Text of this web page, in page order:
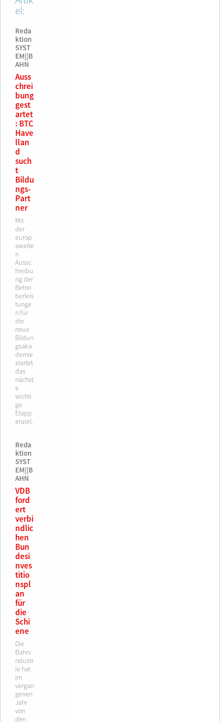
el:
Reda
ktion
SYST
EM||B
AHN
Auss
chrei
bung
gest
artet
: BTC
Have
llan
d
such
t
Bildu
ngs-
Part
ner
Mit
der
europ
aweite
n
Aussc
hreibu
ng der
Betrei
berleis
tunge
n für
die
neue
Bildun
gsaka
demie
startet
das
nächst
e
wichti
ge
Etapp
enziel.
Reda
ktion
SYST
EM||B
AHN
VDB
ford
ert
verbi
ndlic
hen
Bun
desi
nves
titio
nspl
an
für
die
Schi
ene
Die
Bahni
ndustr
ie hat
im
vergan
genen
Jahr
von
den